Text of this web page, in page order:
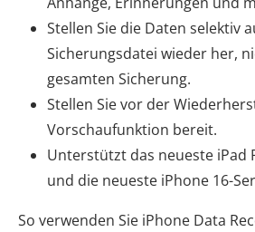
Stellen Sie die Daten selektiv
Sicherungsdatei wieder her,
gesamten Sicherung.
Stellen Sie vor der
Vorschaufunktion bereit.
Unterstützt das neueste iPad
und die neueste iPhone 16-
So verwenden Sie iPhone Data